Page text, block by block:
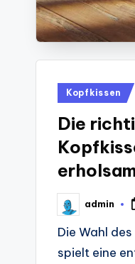
Posted
Kopfkissen
Die
Posted
by
admin
Die Wahl
spielt eine